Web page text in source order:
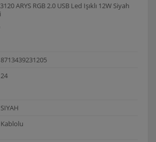
ARYS RGB 2.0 USB Led Işıklı 12W Siyah
8713439231205
24
SIYAH
Kablolu